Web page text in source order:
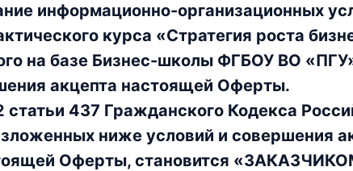
информационно-организационных
курса «Стратегия роста
на базе Бизнес-школы ФГБОУ ВО
акцепта настоящей Оферты.
статьи 437 Гражданского Кодекса
ниже условий и совершения
Оферты, становится